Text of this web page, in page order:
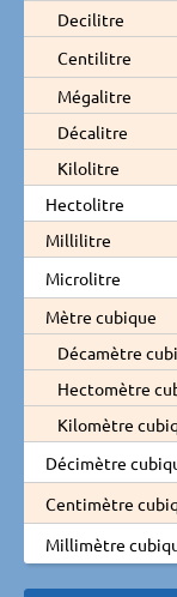
Decilitre
Centilitre
Mégalitre
Décalitre
Kilolitre
Hectolitre
Millilitre
Microlitre
Mètre cubique
Décamètre
Hectomètre
Kilomètre
Décimètre
Centimètre
Millimètre